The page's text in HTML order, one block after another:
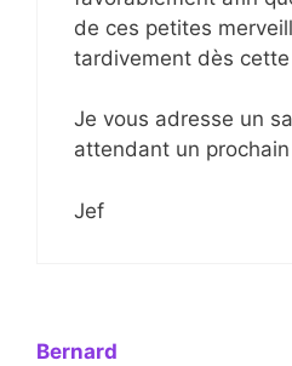
de ces petites
tardivement dès
Je vous adresse un
attendant un
Jef
Bernard